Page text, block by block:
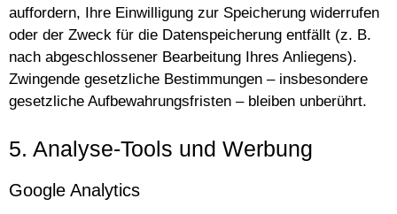
auffordern, Ihre Einwilligung zur Speicherung widerrufen
oder der Zweck für die Datenspeicherung entfällt (z. B.
nach abgeschlossener Bearbeitung Ihres Anliegens).
Zwingende gesetzliche Bestimmungen – insbesondere
gesetzliche Aufbewahrungsfristen – bleiben unberührt.
5. Analyse-Tools und Werbung
Google Analytics